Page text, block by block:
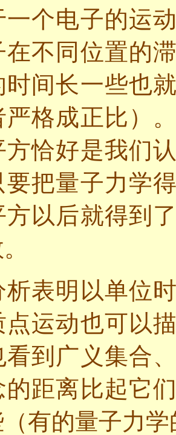
一个电子的运
在不同位置的
时间长一些也
严格成正比）
方恰好是我们
要把量子力学
方以后就得到
析表明以单位
点运动也可以
看到广义集合
的距离比起它
有的量子力